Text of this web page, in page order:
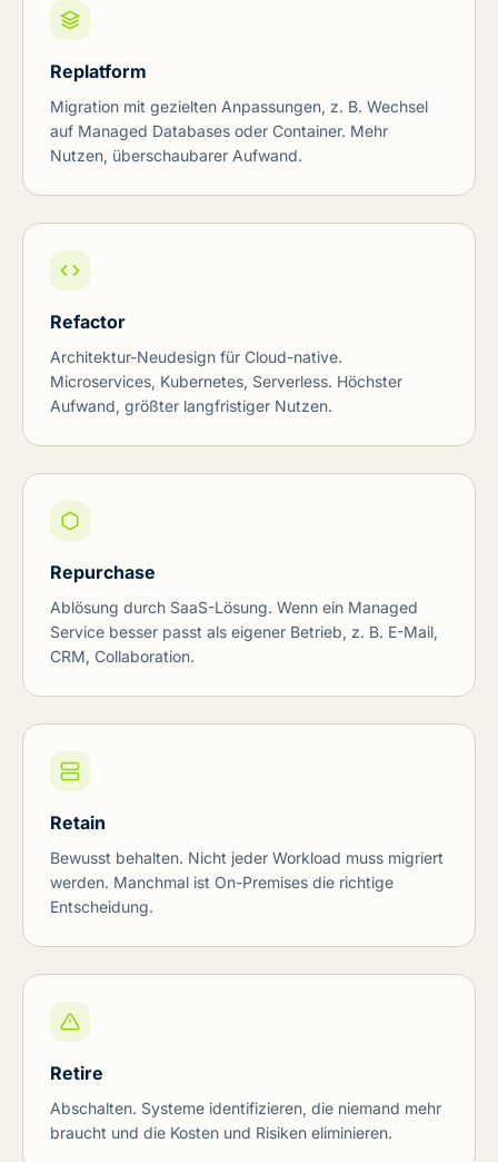
Replatform
Migration mit gezielten Anpassungen, z. B. Wechsel
auf Managed Databases oder Container. Mehr
Nutzen, überschaubarer Aufwand.
Refactor
Architektur-Neudesign für Cloud-native.
Microservices, Kubernetes, Serverless. Höchster
Aufwand, größter langfristiger Nutzen.
Repurchase
Ablösung durch SaaS-Lösung. Wenn ein Managed
Service besser passt als eigener Betrieb, z. B. E-Mail,
CRM, Collaboration.
Retain
Bewusst behalten. Nicht jeder Workload muss migriert
werden. Manchmal ist On-Premises die richtige
Entscheidung.
Retire
Abschalten. Systeme identifizieren, die niemand mehr
braucht und die Kosten und Risiken eliminieren.